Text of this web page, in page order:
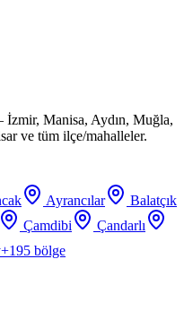
Manisa, Aydın, Muğla,
ve tüm ilçe/mahalleler.
Ayrancılar
Balatçık
Çamdibi
Çandarlı
+195 bölge